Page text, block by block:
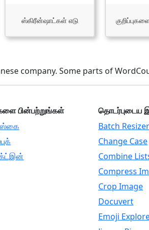
ஸ்கிரீன்ஷாட்கள் எடு
company. Some parts of
பின்பற்றுங்கள்
Batch Resizer
Change Case
Combine
Compress
Crop Image
Docuvert
Emoji